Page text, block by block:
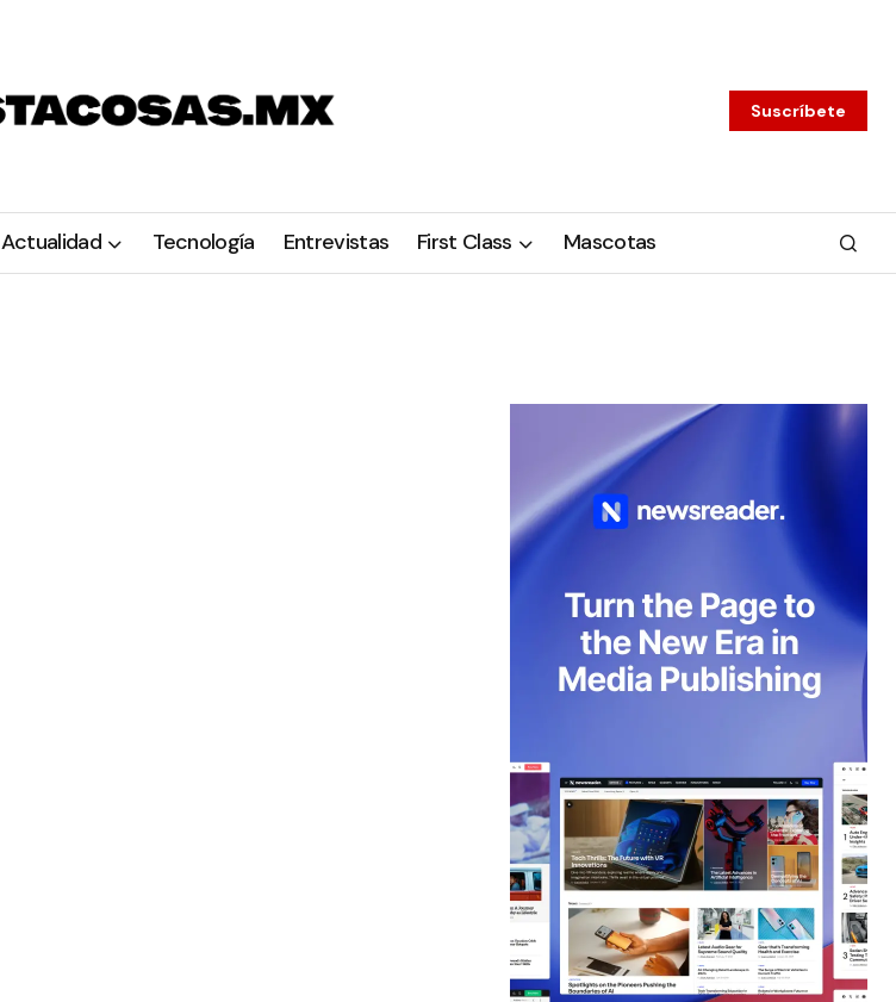
Suscríbete
Actualidad Tecnología Entrevistas First Class Mascotas